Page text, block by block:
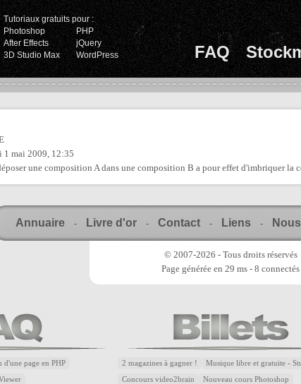
Tutoriaux gratuits pour :
Photoshop
PHP
After Effects
jQuery
3D Studio Max
WordPress FAQ
1 mai 2009, 12:35
une composition A dans une composition B a pour effet d'imbriquer la
Annuaire - Livre d'or - Contact - Liens -
© 2007-2026 - Tous droits réservés
Page générée en 29 ms - 8 connectés
page en PHP 2 magazines à gagner ! Musique libre et gratuite -
Concours video2brain Nouveau cours Photoshop